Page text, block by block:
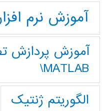
آموزش نرم
آموزش پردازش
MATLAB\
الگوریتم ژنتیک